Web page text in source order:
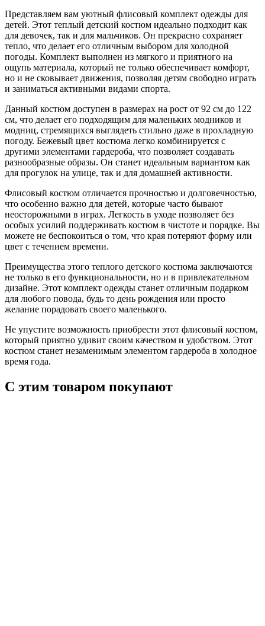
Представляем вам уютный флисовый комплект одежды для
детей. Этот теплый детский костюм идеально подходит как
для девочек, так и для мальчиков. Он прекрасно сохраняет
тепло, что делает его отличным выбором для холодной
погоды. Комплект выполнен из мягкого и приятного на
ощупь материала, который не только обеспечивает комфорт,
но и не сковывает движения, позволяя детям свободно играть
и заниматься активными видами спорта.
Данный костюм доступен в размерах на рост от 92 см до 122
см, что делает его подходящим для маленьких модников и
модниц, стремящихся выглядеть стильно даже в прохладную
погоду. Бежевый цвет костюма легко комбинируется с
другими элементами гардероба, что позволяет создавать
разнообразные образы. Он станет идеальным вариантом как
для прогулок на улице, так и для домашней активности.
Флисовый костюм отличается прочностью и долговечностью,
что особенно важно для детей, которые часто бывают
неосторожными в играх. Легкость в уходе позволяет без
особых усилий поддерживать костюм в чистоте и порядке. Вы
можете не беспокоиться о том, что края потеряют форму или
цвет с течением времени.
Преимущества этого теплого детского костюма заключаются
не только в его функциональности, но и в привлекательном
дизайне. Этот комплект одежды станет отличным подарком
для любого повода, будь то день рождения или просто
желание порадовать своего маленького.
Не упустите возможность приобрести этот флисовый костюм,
который приятно удивит своим качеством и удобством. Этот
костюм станет незаменимым элементом гардероба в холодное
время года.
С этим товаром покупают